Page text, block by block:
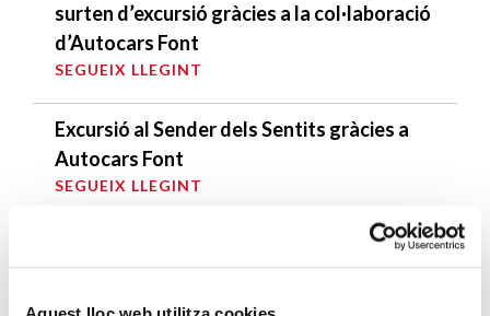
surten d’excursió gràcies a la col·laboració
d’Autocars Font
SEGUEIX LLEGINT
Excursió al Sender dels Sentits gràcies a
Autocars Font
SEGUEIX LLEGINT
El GCB, constant col·laboració amb Càritas
SEGUEIX LLEGINT